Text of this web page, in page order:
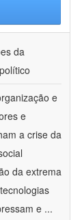
da
e
e
a crise da
da extrema
e ...